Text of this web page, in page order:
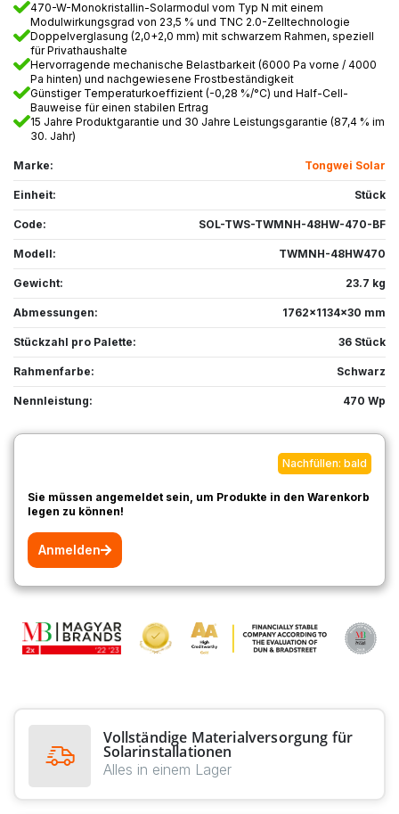
470-W-Monokristallin-Solarmodul vom Typ N mit einem
Modulwirkungsgrad von 23,5 % und TNC 2.0-Zelltechnologie
Doppelverglasung (2,0+2,0 mm) mit schwarzem Rahmen, speziell
für Privathaushalte
Hervorragende mechanische Belastbarkeit (6000 Pa vorne / 4000
Pa hinten) und nachgewiesene Frostbeständigkeit
Günstiger Temperaturkoeffizient (-0,28 %/°C) und Half-Cell-
Bauweise für einen stabilen Ertrag
15 Jahre Produktgarantie und 30 Jahre Leistungsgarantie (87,4 % im
30. Jahr)
Marke: Tongwei Solar
Einheit: Stück
Code: SOL-TWS-TWMNH-48HW-470-BF
Modell: TWMNH-48HW470
Gewicht: 23.7 kg
Abmessungen: 1762x1134x30 mm
Stückzahl pro Palette: 36 Stück
Rahmenfarbe: Schwarz
Nennleistung: 470 Wp
Nachfüllen: bald
Sie müssen angemeldet sein, um Produkte in den Warenkorb
legen zu können!
Anmelden
Vollständige Materialversorgung für
Solarinstallationen
Alles in einem Lager